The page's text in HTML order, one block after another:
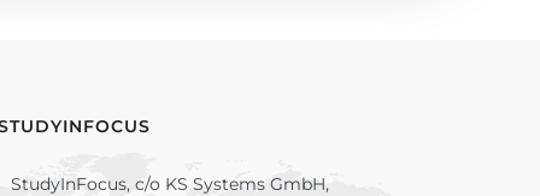
StudyInFocus, c/o KS Systems GmbH,